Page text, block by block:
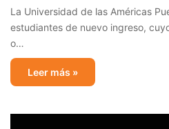
La Universidad de las Américas
estudiantes de nuevo ingreso,
o…
Leer más »